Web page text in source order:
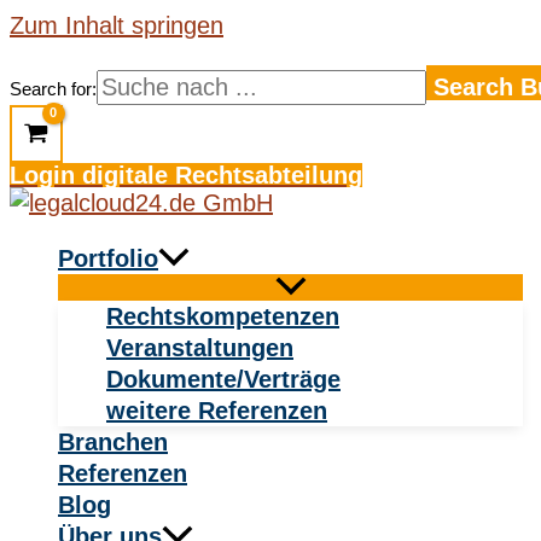
Zum Inhalt springen
Search for: Search
Login digitale Rechtsabteilung
Portfolio
Rechtskompetenzen
Veranstaltungen
Dokumente/Verträge
weitere Referenzen
Branchen
Referenzen
Blog